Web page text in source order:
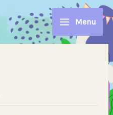
Menu